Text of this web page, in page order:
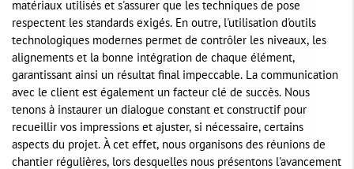
matériaux utilisés et s'assurer que les techniques de pose
respectent les standards exigés. En outre, l'utilisation d'outils
technologiques modernes permet de contrôler les niveaux, les
alignements et la bonne intégration de chaque élément,
garantissant ainsi un résultat final impeccable. La communication
avec le client est également un facteur clé de succès. Nous
tenons à instaurer un dialogue constant et constructif pour
recueillir vos impressions et ajuster, si nécessaire, certains
aspects du projet. À cet effet, nous organisons des réunions de
chantier régulières, lors desquelles nous présentons l'avancement